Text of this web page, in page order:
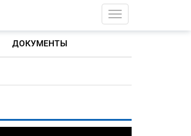
Toggle
ДОКУМЕНТЫ